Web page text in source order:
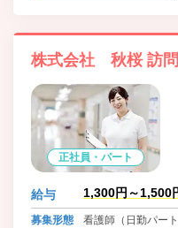
株式会社 秋桜 訪
正社員・パート
給与 1,300円～1,500
募集形態
看護師（日勤パート